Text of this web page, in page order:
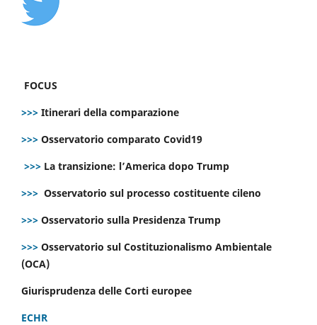
FOCUS
>>> Itinerari della comparazione
>>> Osservatorio comparato Covid19
>>> La transizione: l’America dopo Trump
>>> Osservatorio sul processo costituente cileno
>>> Osservatorio sulla Presidenza Trump
>>> Osservatorio sul Costituzionalismo Ambientale
(OCA)
Giurisprudenza delle Corti europee
ECHR